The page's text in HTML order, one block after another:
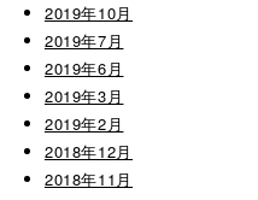
2019年10月
2019年7月
2019年6月
2019年3月
2019年2月
2018年12月
2018年11月